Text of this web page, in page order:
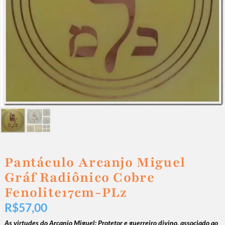
Pantáculo Arcanjo Miguel
Gráf Radiônico Cobre
Fenolite17cm-PLz
R$57,00
As virtudes do Arcanjo Miguel: Protetor e guerreiro divino, associado ao